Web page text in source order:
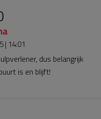
| 14:01
dus belangrijk
is en blijft!